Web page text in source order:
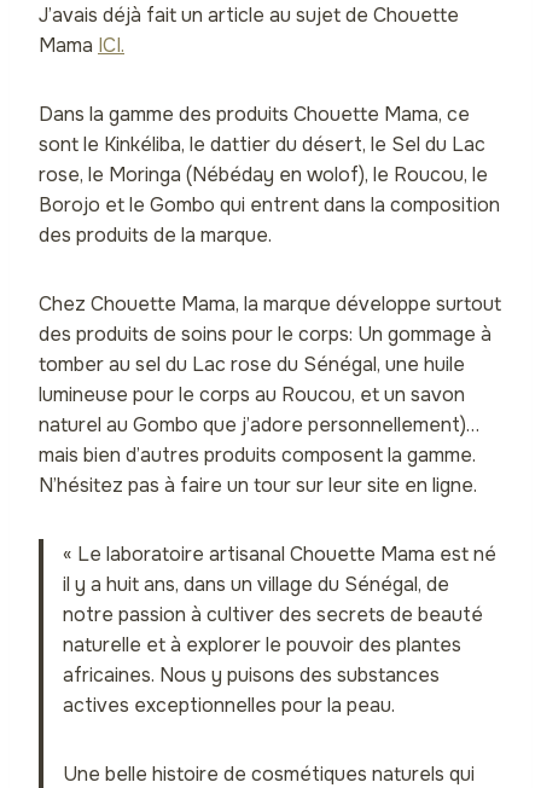
J’avais déjà fait un article au sujet de Chouette
Mama ICI.
Dans la gamme des produits Chouette Mama, ce
sont le Kinkéliba, le dattier du désert, le Sel du Lac
rose, le Moringa (Nébéday en wolof), le Roucou, le
Borojo et le Gombo qui entrent dans la composition
des produits de la marque.
Chez Chouette Mama, la marque développe surtout
des produits de soins pour le corps: Un gommage à
tomber au sel du Lac rose du Sénégal, une huile
lumineuse pour le corps au Roucou, et un savon
naturel au Gombo que j’adore personnellement)…
mais bien d’autres produits composent la gamme.
N’hésitez pas à faire un tour sur leur site en ligne.
« Le laboratoire artisanal Chouette Mama est né
il y a huit ans, dans un village du Sénégal, de
notre passion à cultiver des secrets de beauté
naturelle et à explorer le pouvoir des plantes
africaines. Nous y puisons des substances
actives exceptionnelles pour la peau.
Une belle histoire de cosmétiques naturels qui